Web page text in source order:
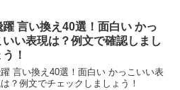
躍 言い換え40選！面白い かっ
いい表現は？例文で確認しまし
う！
言い換え40選！面白い かっこいい表
？例文でチェックしましょう！